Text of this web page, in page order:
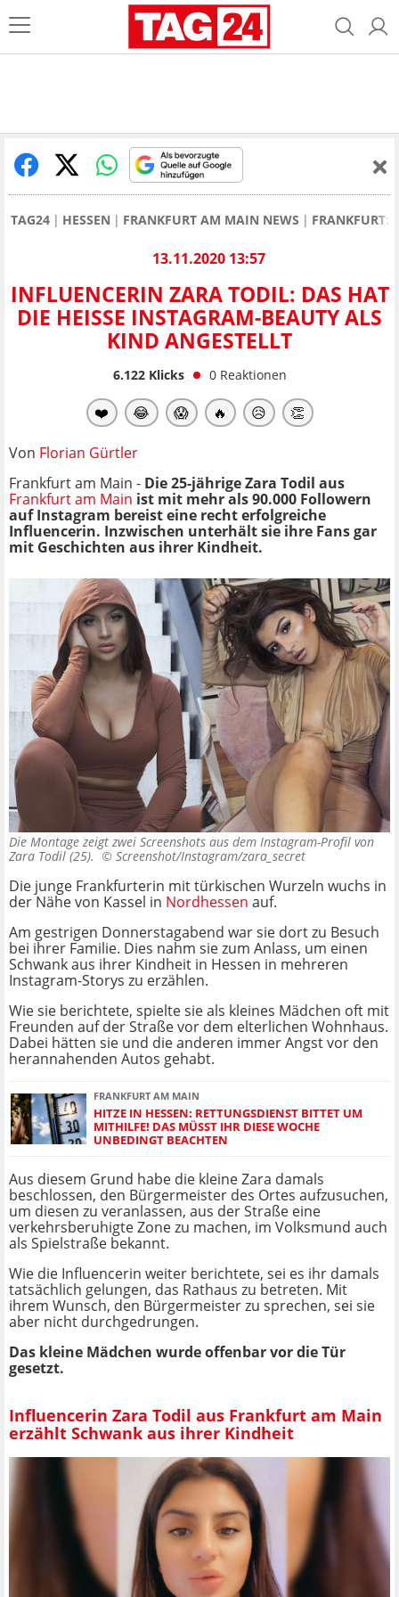
TAG24 HESSEN FRANKFURT AM MAIN NEWS FRANKFURT:
13.11.2020 13:57
INFLUENCERIN ZARA TODIL: DAS HAT
DIE HEISSE INSTAGRAM-BEAUTY ALS K
IND ANGESTELLT
6.122Klicks 0 Reaktionen
❤️ 😂 😱 🔥 😥 👏
Von Florian Gürtler
Frankfurt am Main - Die 25-jährige Zara Todil aus
Frankfurt am Main ist mit mehr als 90.000 Followern
aufInstagram bereist eine recht erfolgreiche
Influencerin. Inzwischen unterhält sie ihre Fans gar
mit Geschichten aus ihrer Kindheit.
Die Montage zeigt zwei Screenshots aus dem Instagram-Profil von
Zara Todil (25). © Screenshot/Instagram/zara_secret
Die junge Frankfurterin mit türkischen Wurzeln wuchs in
der Nähe von Kassel in Nordhessen auf.
Am gestrigen Donnerstagabend war sie dort zu Besuch
bei ihrer Familie. Dies nahm sie zum Anlass, um einen
Schwank aus ihrer Kindheit in Hessen in mehreren
Instagram-Storys zu erzählen.
Wie sie berichtete, spielte sie als kleines Mädchen oft mit
Freunden auf der Straße vor dem elterlichen Wohnhaus.
Dabei hätten sie und die anderen immer Angst vor den
herannahenden Autos gehabt.
FRANKFURT AM MAIN
HITZE IN HESSEN: RETTUNGSDIENST BITTET UM
MITHILFE! DAS MÜSST IHR DIESE WOCHE
UNBEDINGT BEACHTEN
Aus diesem Grund habe die kleine Zara damals
beschlossen, den Bürgermeister des Ortes aufzusuchen,
um diesen zu veranlassen, aus der Straße eine
verkehrsberuhigte Zone zu machen, im Volksmund auch
als Spielstraße bekannt.
Wie die Influencerin weiter berichtete, sei es ihr damals
tatsächlich gelungen, das Rathaus zu betreten. Mit
ihrem Wunsch, den Bürgermeister zu sprechen, sei sie
aber nicht durchgedrungen.
Das kleine Mädchen wurde offenbar vor die Tür
gesetzt.
Influencerin Zara Todil aus Frankfurt am Main
erzählt Schwank aus ihrer Kindheit